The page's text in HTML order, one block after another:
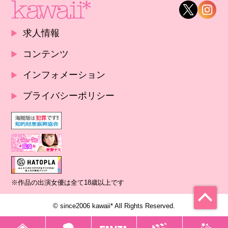
求人情報
コンテンツ
インフォメーション
プライバシーポリシー
※作品の出演女優は全て18歳以上です
© since2006 kawaii* All Rights Reserved.